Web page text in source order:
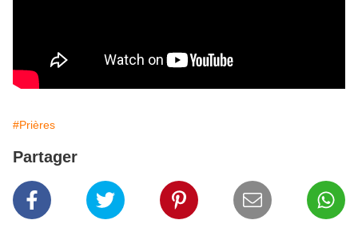
#Prières
Partager